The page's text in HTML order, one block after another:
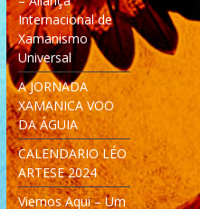
Internacional de
Xamanismo
Universal
A JORNADA
XAMANICA VOO
DA ÁGUIA
CALENDARIO LÉO
ARTESE 2024
Viemos Aqui – Um